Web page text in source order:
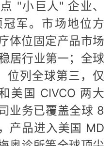
"小巨人" 企业、
军。市场地位方
体位固定产品市场
居行业第一；全球
位列全球第三，仅
美国 CIVCO 两大
业务已覆盖全球 8
产品进入美国 MD